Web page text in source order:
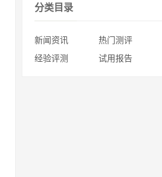
分类目录
新闻资讯 热门测评
经验评测
试用报告